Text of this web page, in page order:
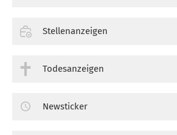
Stellenanzeigen
Todesanzeigen
Newsticker